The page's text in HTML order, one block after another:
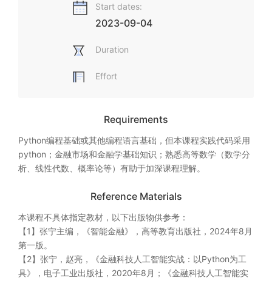
Start dates:
2023-09-04
Duration
Effort
Requirements
Python编程基础或其他编程语言基础，但本课程实践代码采用
python；金融市场和金融学基础知识；熟悉高等数学（数学分
析、线性代数、概率论等）有助于加深课程理解。
Reference Materials
本课程不具体指定教材，以下出版物供参考：
【1】张宁主编，《智能金融》，高等教育出版社，2024年8月
第一版。
【2】张宁，赵亮，《金融科技人工智能实战：以Python为工
具》，电子工业出版社，2020年8月；《金融科技人工智能实